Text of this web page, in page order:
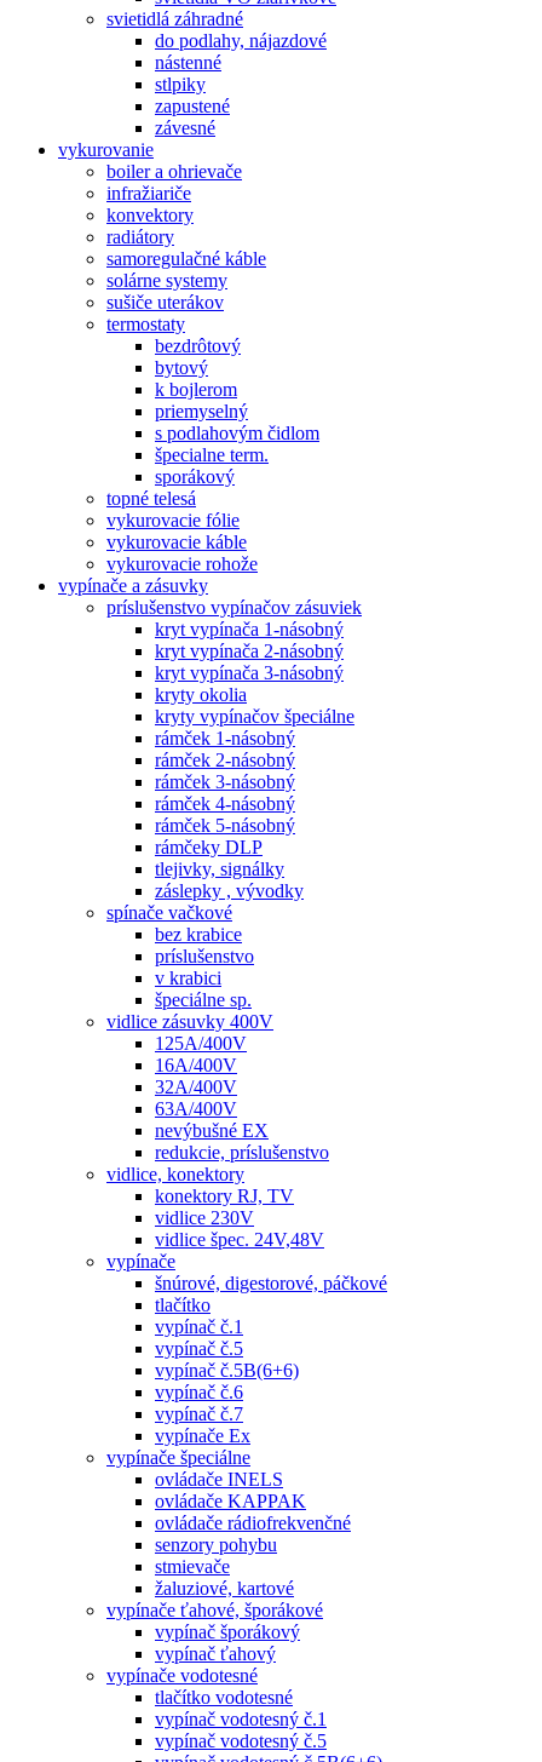
svietidlá záhradné
do podlahy, nájazdové
nástenné
stlpiky
zapustené
závesné
vykurovanie
boiler a ohrievače
infražiariče
konvektory
radiátory
samoregulačné káble
solárne systemy
sušiče uterákov
termostaty
bezdrôtový
bytový
k bojlerom
priemyselný
s podlahovým čidlom
špecialne term.
sporákový
topné telesá
vykurovacie fólie
vykurovacie káble
vykurovacie rohože
vypínače a zásuvky
príslušenstvo vypínačov zásuviek
kryt vypínača 1-násobný
kryt vypínača 2-násobný
kryt vypínača 3-násobný
kryty okolia
kryty vypínačov špeciálne
rámček 1-násobný
rámček 2-násobný
rámček 3-násobný
rámček 4-násobný
rámček 5-násobný
rámčeky DLP
tlejivky, signálky
záslepky , vývodky
spínače vačkové
bez krabice
príslušenstvo
v krabici
špeciálne sp.
vidlice zásuvky 400V
125A/400V
16A/400V
32A/400V
63A/400V
nevýbušné EX
redukcie, príslušenstvo
vidlice, konektory
konektory RJ, TV
vidlice 230V
vidlice špec. 24V,48V
vypínače
šnúrové, digestorové, páčkové
tlačítko
vypínač č.1
vypínač č.5
vypínač č.5B(6+6)
vypínač č.6
vypínač č.7
vypínače Ex
vypínače špeciálne
ovládače INELS
ovládače KAPPAK
ovládače rádiofrekvenčné
senzory pohybu
stmievače
žaluziové, kartové
vypínače ťahové, šporákové
vypínač šporákový
vypínač ťahový
vypínače vodotesné
tlačítko vodotesné
vypínač vodotesný č.1
vypínač vodotesný č.5